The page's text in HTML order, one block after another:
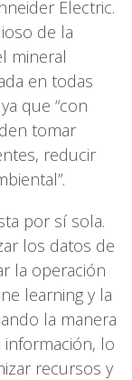
Electric.
de la
mineral
en todas
que “con
tomar
reducir
por sí sola.
los datos de
la operación
learning y la
la manera
lo
recursos y